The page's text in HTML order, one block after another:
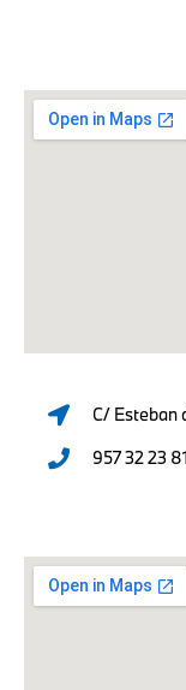
C/ Esteban
957 32 23 81